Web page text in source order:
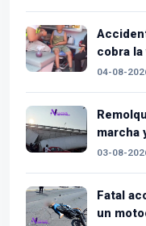
cobra
04-08-
marcha
03-08-
Fatal
un